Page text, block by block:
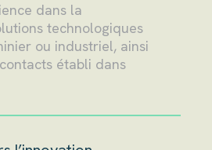
dans la
technologiques
ou industriel, ainsi
établi dans